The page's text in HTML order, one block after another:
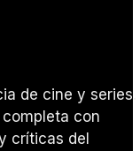
de cine y series.
con
críticas del